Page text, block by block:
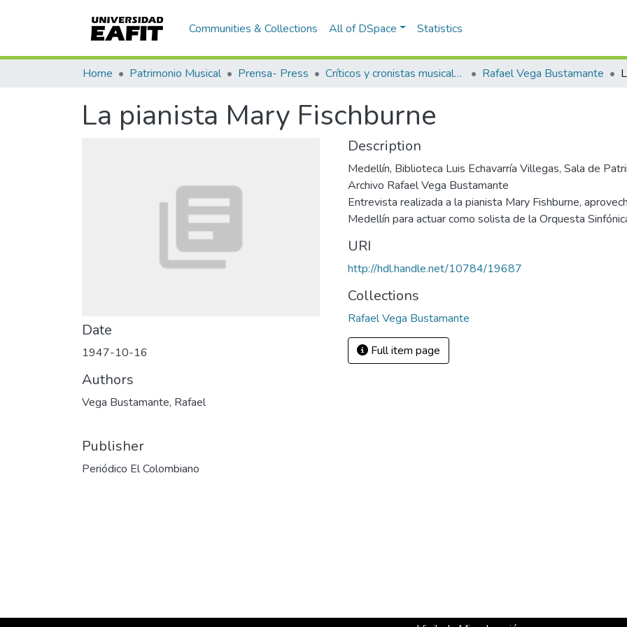
Communities & Collections All of DSpace Statistics
Home Patrimonio Musical Prensa- Press Críticos y cronistas musicales Rafael Vega Bustamante
La pianista Mary Fischburne
Date
1947-10-16
Authors
Vega Bustamante, Rafael
Publisher
Periódico El Colombiano
Description
Medellín, Biblioteca Luis Echavarría Villegas, Sala de
Archivo Rafael Vega Bustamante
Entrevista realizada a la pianista Mary Fishburne,
Medellín para actuar como solista de la Orquesta
URI
http://hdl.handle.net/10784/19687
Collections
Rafael Vega Bustamante
Full item page